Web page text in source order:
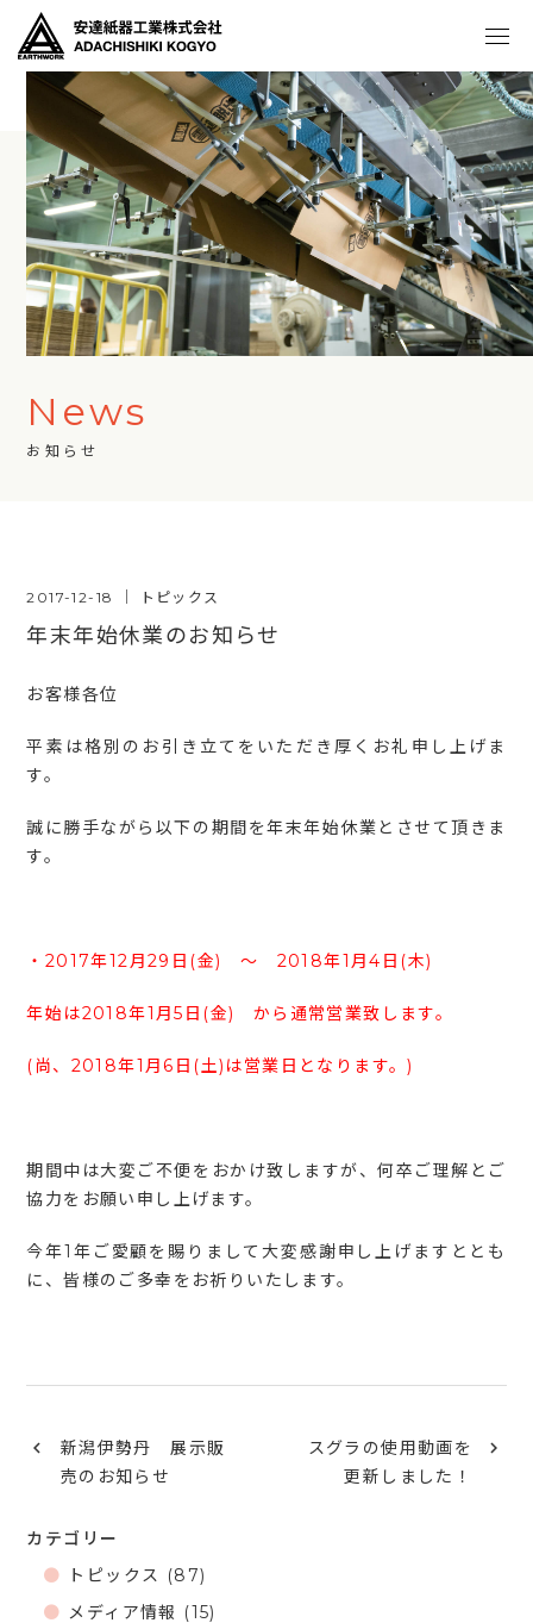
News
お知らせ
2017-12-18 トピックス
年末年始休業のお知らせ
お客様各位
平素は格別のお引き立てをいただき厚くお礼申し上げま
す。
誠に勝手ながら以下の期間を年末年始休業とさせて頂きま
す。
・2017年12月29日(金) ～ 2018年1月4日(木)
年始は2018年1月5日(金) から通常営業致します。
(尚、2018年1月6日(土)は営業日となります。)
期間中は大変ご不便をおかけ致しますが、何卒ご理解とご
協力をお願い申し上げます。
今年1年ご愛顧を賜りまして大変感謝申し上げますととも
に、皆様のご多幸をお祈りいたします。
新潟伊勢丹 展示販
売のお知らせ
スグラの使用動画を
更新しました！
カテゴリー
トピックス (87)
メディア情報 (15)